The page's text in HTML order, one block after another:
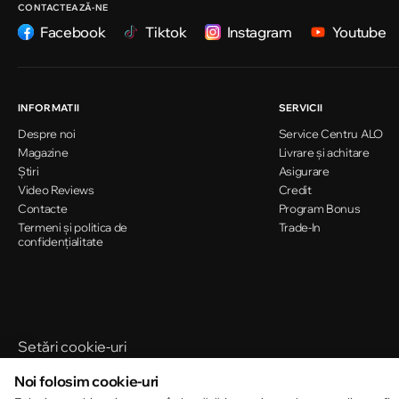
Chișinău
CONTACTEAZĂ-NE
Facebook Tiktok Instagram Youtube
INFORMATII
Despre noi
Magazine
Știri
Video Reviews
Contacte
Termeni și politica de
confidențialitate
SERVICII
Service Centru ALO
Livrare și achitare
Asigurare
Credit
Program Bonus
Trade-In
Setări cookie-uri
Noi folosim cookie-uri